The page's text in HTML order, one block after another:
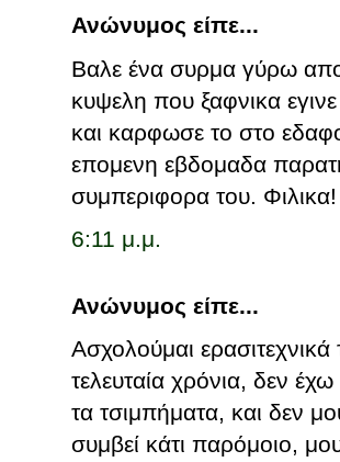
Ανώνυμος είπε...
Βαλε ένα συρμα γύρω
κυψελη που ξαφνικα εγινε
και καρφωσε το στο
επομενη εβδομαδα
συμπεριφορα του. Φιλικα!
6:11 μ.μ.
Ανώνυμος είπε...
Ασχολούμαι ερασιτεχνικά
τελευταία χρόνια, δεν έχω
τα τσιμπήματα, και δεν
συμβεί κάτι παρόμοιο,